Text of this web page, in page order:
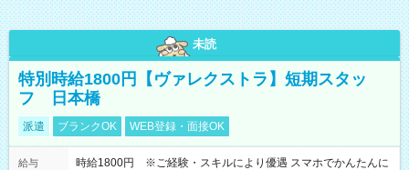
未読
特別時給1800円【ヴァレクストラ】短期スタッ
フ 日本橋
派遣 ブランクOK WEB登録・面接OK
給与
時給1800円 ※ご経験・スキルにより優遇 スマホでかんたんに